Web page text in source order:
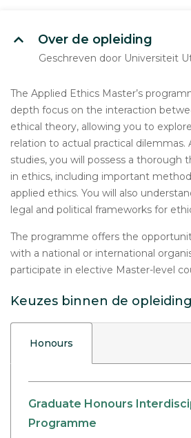
Over de opleiding
Geschreven door Universiteit
The Applied Ethics Master’s
depth focus on the interaction
ethical theory, allowing you to
relation to actual practical
studies, you will possess a thorough
in ethics, including important
applied ethics. You will also
legal and political frameworks for
The programme offers the
with a national or international
participate in elective Master-level
Keuzes binnen de opleiding
Honours
Graduate Honours
Programme